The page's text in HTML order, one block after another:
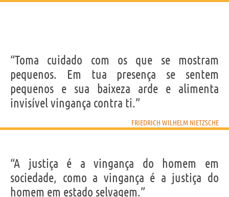
“Toma cuidado com os que se mostram
pequenos. Em tua presença se sentem
pequenos e sua baixeza arde e alimenta
invisível vingança contra ti.”
FRIEDRICH WILHELM NIETZSCHE
“A justiça é a vingança do homem em
sociedade, como a vingança é a justiça do
homem em estado selvagem.”